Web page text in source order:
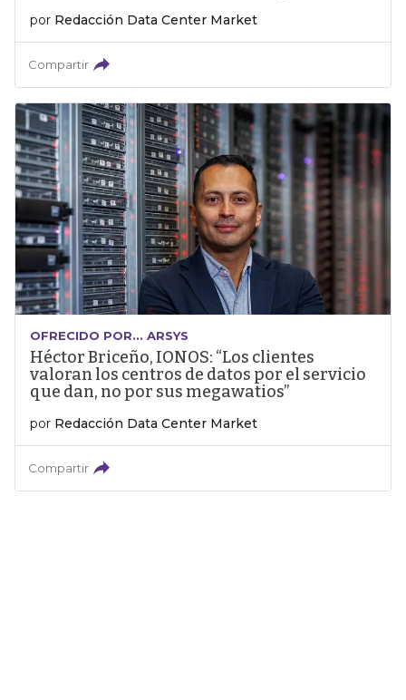
por Redacción Data Center Market
Compartir
OFRECIDO POR... ARSYS
Héctor Briceño, IONOS: “Los clientes
valoran los centros de datos por el servicio
que dan, no por sus megawatios”
por Redacción Data Center Market
Compartir